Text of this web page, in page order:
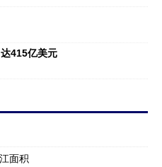
415亿美元
面积